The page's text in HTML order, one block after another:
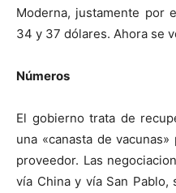
Moderna, justamente por
34 y 37 dólares. Ahora se
Números
El gobierno trata de
una «canasta de
proveedor. Las
vía China y vía San Pablo,